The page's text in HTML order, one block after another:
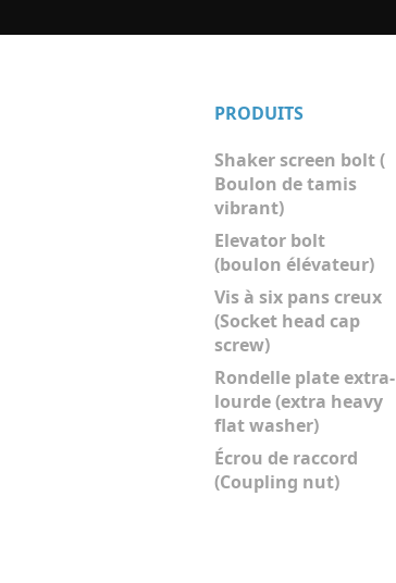
PRODUITS
Shaker screen bolt (
Boulon de tamis
vibrant)
Elevator bolt
(boulon élévateur)
Vis à six pans creux
(Socket head cap
screw)
Rondelle plate extra-
lourde (extra heavy
flat washer)
Écrou de raccord
(Coupling nut)